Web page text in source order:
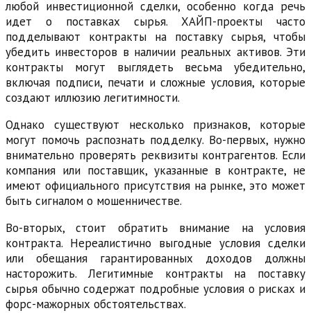
любой инвестиционной сделки, особенно когда речь
идет о поставках сырья. ХАЙП-проекты часто
подделывают контракты на поставку сырья, чтобы
убедить инвесторов в наличии реальных активов. Эти
контракты могут выглядеть весьма убедительно,
включая подписи, печати и сложные условия, которые
создают иллюзию легитимности.
Однако существуют несколько признаков, которые
могут помочь распознать подделку. Во-первых, нужно
внимательно проверять реквизиты контрагентов. Если
компания или поставщик, указанные в контракте, не
имеют официального присутствия на рынке, это может
быть сигналом о мошенничестве.
Во-вторых, стоит обратить внимание на условия
контракта. Нереалистично выгодные условия сделки
или обещания гарантированных доходов должны
насторожить. Легитимные контракты на поставку
сырья обычно содержат подробные условия о рисках и
форс-мажорных обстоятельствах.